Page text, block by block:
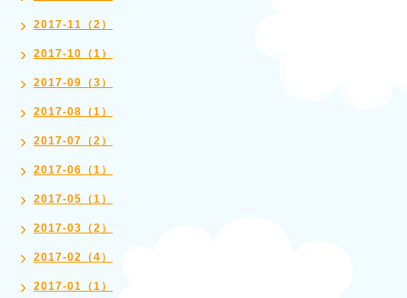
2017-11（2）
2017-10（1）
2017-09（3）
2017-08（1）
2017-07（2）
2017-06（1）
2017-05（1）
2017-03（2）
2017-02（4）
2017-01（1）